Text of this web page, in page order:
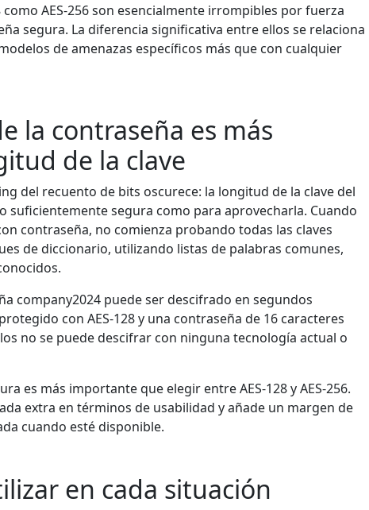
AES-256 son esencialmente irrompibles por fuerza
segura. La diferencia significativa entre ellos se relaciona
de amenazas específicos más que con cualquier
la contraseña es más
de la clave
del recuento de bits oscurece: la longitud de la clave del
segura como para aprovecharla. Cuando
contraseña, no comienza probando todas las claves
de diccionario, utilizando listas de palabras comunes,
company2024 puede ser descifrado en segundos
con AES-128 y una contraseña de 16 caracteres
no se puede descifrar con ninguna tecnología actual o
es más importante que elegir entre AES-128 y AES-256.
extra en términos de usabilidad y añade un margen de
cuando esté disponible.
en cada situación